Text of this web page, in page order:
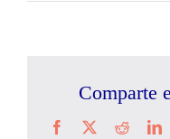
Comparte
Facebook
X Reddit